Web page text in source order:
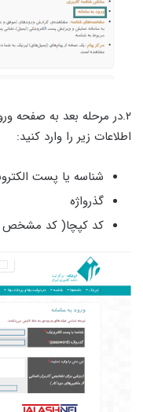
۲.در مرحله بعد به صفحه
اطلاعات زیر را وارد کنید:
شناسه یا پست
گذرواژه
کد کپچا( کد مشخص